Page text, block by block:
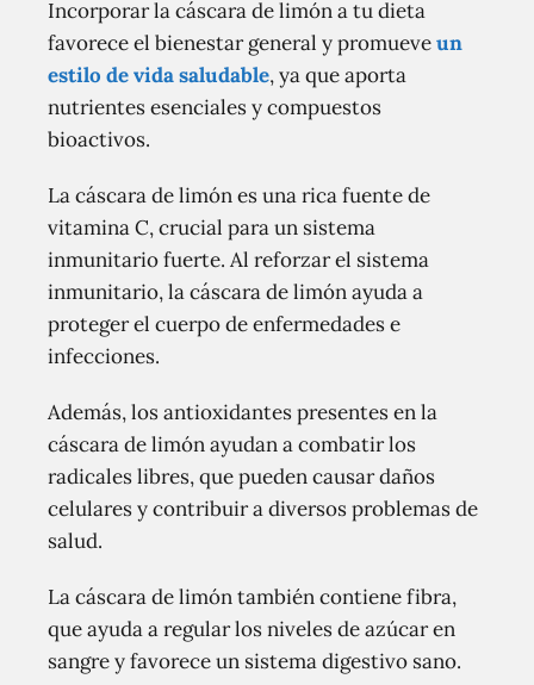
Incorporar la cáscara de limón a tu dieta
favorece el bienestar general y promueveun
estilo de vida saludable, ya que aporta
nutrientes esenciales y compuestos
bioactivos.
La cáscara de limón es una rica fuente de
vitamina C, crucial para un sistema
inmunitario fuerte. Al reforzar el sistema
inmunitario, la cáscara de limón ayuda a
proteger el cuerpo de enfermedades e
infecciones.
Además, los antioxidantes presentes en la
cáscara de limón ayudan a combatir los
radicales libres, que pueden causar daños
celulares y contribuir a diversos problemas de
salud.
La cáscara de limón también contiene fibra,
que ayuda a regular los niveles de azúcar en
sangre y favorece un sistema digestivo sano.